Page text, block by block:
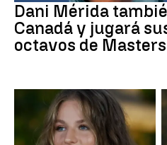
Dani Mérida
Canadá y jugará
octavos de